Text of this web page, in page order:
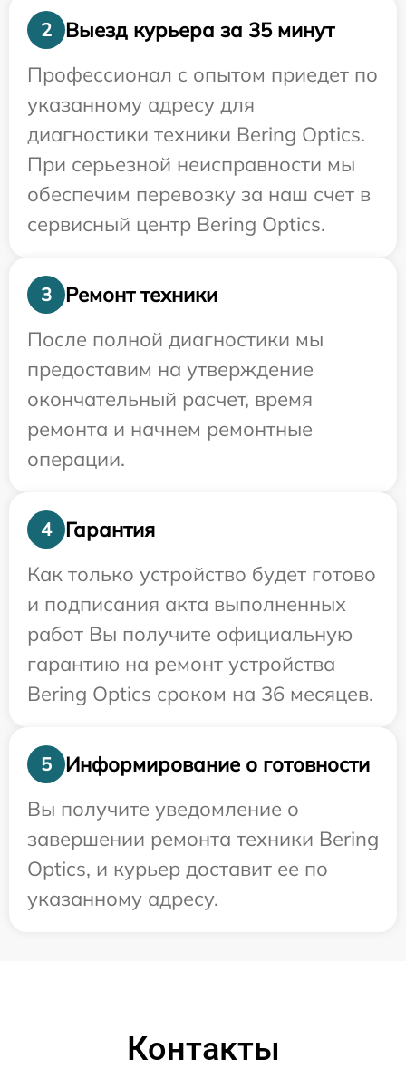
2
Выезд курьера за 35 минут
Профессионал с опытом приедет по
указанному адресу для
диагностики техники Bering Optics.
При серьезной неисправности мы
обеспечим перевозку за наш счет в
сервисный центр Bering Optics.
3
Ремонт техники
После полной диагностики мы
предоставим на утверждение
окончательный расчет, время
ремонта и начнем ремонтные
операции.
4
Гарантия
Как только устройство будет готово
и подписания акта выполненных
работ Вы получите официальную
гарантию на ремонт устройства
Bering Optics сроком на 36 месяцев.
5
Информирование о готовности
Вы получите уведомление о
завершении ремонта техники Bering
Optics, и курьер доставит ее по
указанному адресу.
Контакты